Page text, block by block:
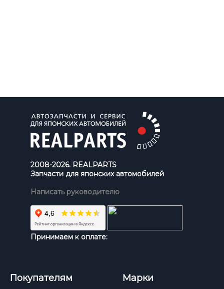
2008-2026. REALPARTS
Запчасти для японских автомобилей
Написать руководителю
Принимаем к оплате:
Покупателям Марки